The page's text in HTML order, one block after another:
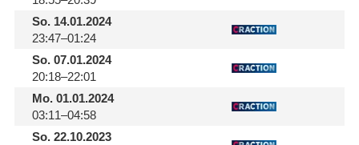
So.14.01.2024
23:47–01:24
So.07.01.2024
20:18–22:01
Mo.01.01.2024
03:11–04:58
So.22.10.2023